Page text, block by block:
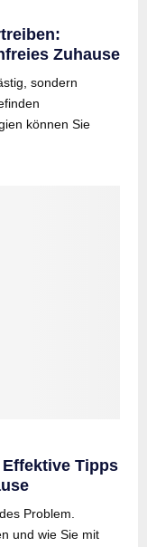
Zuhause
sondern
können Sie
Tipps
Problem.
und wie Sie mit